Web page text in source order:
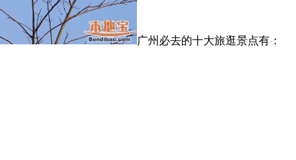
广州必去的十大旅逛景点有：